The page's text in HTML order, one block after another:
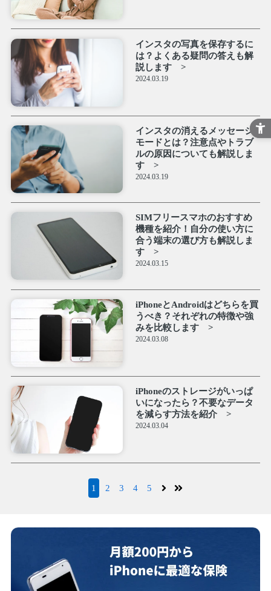
インスタの写真を保存するに
は？よくある疑問の答えも解
説します
2024.03.19
インスタの消えるメッセージ
モードとは？注意点やトラブ
ルの原因についても解説しま
す
2024.03.19
SIMフリースマホのおすすめ
機種を紹介！自分の使い方に
合う端末の選び方も解説しま
す
2024.03.15
iPhoneとAndroidはどちらを買
うべき？それぞれの特徴や強
みを比較します
2024.03.08
iPhoneのストレージがいっぱ
いになったら？不要なデータ
を減らす方法を紹介
2024.03.04
1 2 3 4 5